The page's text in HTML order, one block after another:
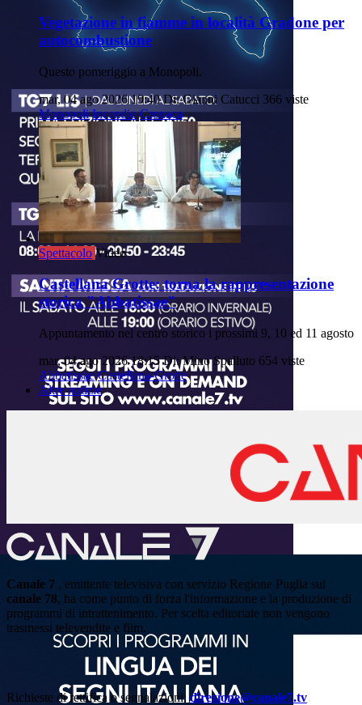
Vegetazione in fiamme in località Gradone per
autocombustione
Questo pomeriggio a Monopoli.
mar, 04 ago 2026 19:40 Di: Gianni Catucci 366 viste
Monopoli Incendio Cronaca
Spettacolo Video
Castellana Grotte: torna la rappresentazione
storica "Abbatissae"
Appuntamento nel centro storico i prossimi 9, 10 ed 11 agosto
mar, 04 ago 2026 18:15 Di: Mino Spalluto 654 viste
Abbatissae Castellana-Grotte
Altre notizie
Canale 7 , emittente televisiva con servizio Regione Puglia sul
canale 78, ha come punto di forza l'informazione e la produzione di
programmi di intrattenimento. Per scelta editoriale non vengono
trasmessi televendite e film.
Richieste di rettifica o segnalazioni: direzione@canale7.tv